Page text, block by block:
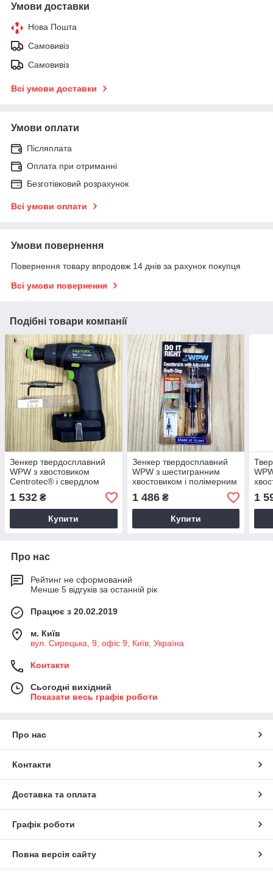
Умови доставки
Нова Пошта
Самовивіз
Самовивіз
Всі умови доставки
Умови оплати
Післяплата
Оплата при отриманні
Безготівковий розрахунок
Всі умови оплати
Умови повернення
Повернення товару впродовж 14 днів за рахунок покупця
Всі умови повернення
Подібні товари компанії
Зенкер твердосплавний
WPW з хвостовиком
Centrotec® і свердлом
HSS D2,4/9,5
1 532 ₴
Купити
Зенкер твердосплавний
WPW з шестигранним
хвостовиком і полімерним
обмежувачем D4,0/9,5
1 486₴
Купити
1
Про нас
Рейтинг не сформований
Менше 5 відгуків за останній рік
Працює з 20.02.2019
м. Київ
вул. Сирецька, 9, офіс 9, Київ, Україна
Контакти
Сьогодні вихідний
Показати весь графік роботи
Про нас
Контакти
Доставка та оплата
Графік роботи
Повна версія сайту